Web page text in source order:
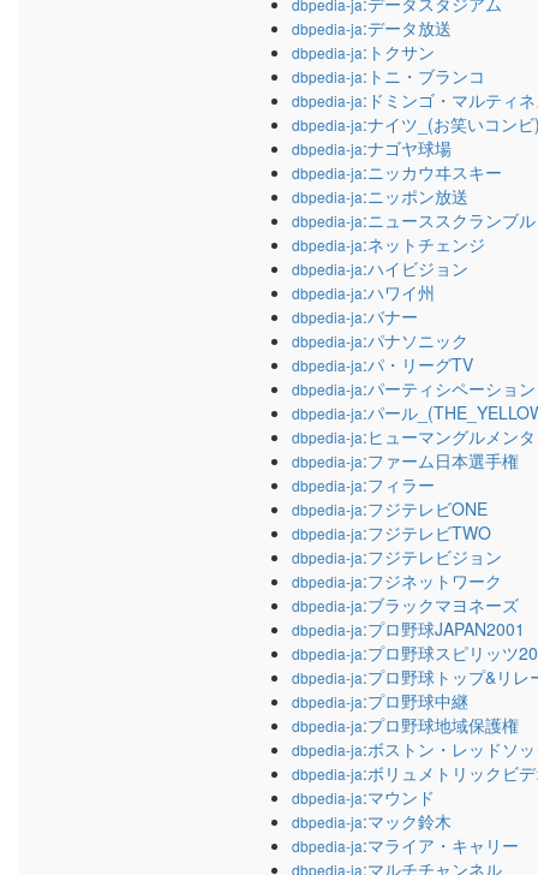
dbpedia-ja
dbpedia-ja:データ放送
dbpedia-ja:トクサン
dbpedia-ja:トニ・ブランコ
dbpedia-ja:ドミンゴ・マルティ
dbpedia-ja:ナイツ_(お笑いコン
dbpedia-ja:ナゴヤ球場
dbpedia-ja:ニッカウヰスキー
dbpedia-ja:ニッポン放送
dbpedia-ja:ニューススクランブル
dbpedia-ja:ネットチェンジ
dbpedia-ja:ハイビジョン
dbpedia-ja:ハワイ州
dbpedia-ja:バナー
dbpedia-ja:パナソニック
dbpedia-ja:パ・リーグTV
dbpedia-ja:パーティシペーション
dbpedia-ja:パール
dbpedia-ja:ヒューマングルメン
dbpedia-ja:ファーム日本選手権
dbpedia-ja:フィラー
dbpedia-ja:フジテレビONE
dbpedia-ja:フジテレビTWO
dbpedia-ja:フジテレビジョン
dbpedia-ja:フジネットワーク
dbpedia-ja:ブラックマヨネーズ
dbpedia-ja:プロ野球JAPAN2001
dbpedia-ja:プロ野球スピリッツ
dbpedia-ja:プロ野球トップ&リレ
dbpedia-ja:プロ野球中継
dbpedia-ja:プロ野球地域保護権
dbpedia-ja:ボストン・レッドソ
dbpedia-ja:ボリュメトリックビ
dbpedia-ja:マウンド
dbpedia-ja:マック鈴木
dbpedia-ja:マライア・キャリー
dbpedia-ja:マルチチャンネル